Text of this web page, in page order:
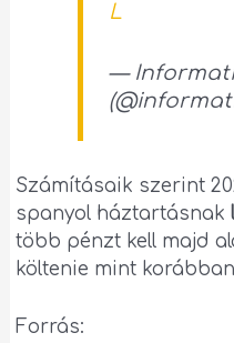
L
—
Számításaik szerint
spanyol háztartásnak
több pénzt kell majd
költenie mint
Forrás: